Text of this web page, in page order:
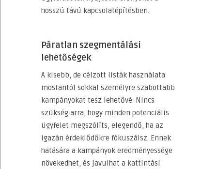
hosszú távú kapcsolatépítésben.
Páratlan szegmentálási
lehetőségek
A kisebb, de célzott listák használata
mostantól sokkal személyre szabottabb
kampányokat tesz lehetővé. Nincs
szükség arra, hogy minden potenciális
ügyfelet megszólíts, elegendő, ha az
igazán érdeklődőkre fókuszálsz. Ennek
hatására a kampányok eredményessége
növekedhet, és javulhat a kattintási